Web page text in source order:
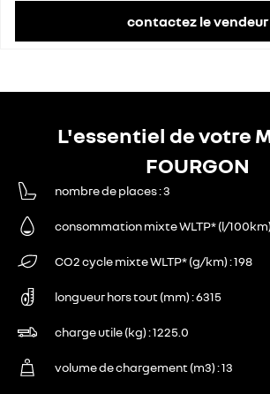
contactez le vendeur
L'essentiel de votre
FOURGON
nombre de places 3
consommation mixte WLTP* (l/
CO2 cycle mixte WLTP* (g/km) 198
longueur hors tout (mm) 6315
charge utile (kg) 1225.0
volume de chargement (m3) 13